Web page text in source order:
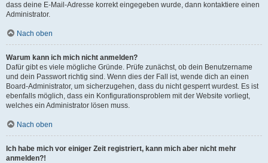
dass deine E-Mail-Adresse korrekt eingegeben wurde, dann kontaktiere einen
Administrator.
Nach oben
Warum kann ich mich nicht anmelden?
Dafür gibt es viele mögliche Gründe. Prüfe zunächst, ob dein Benutzername
und dein Passwort richtig sind. Wenn dies der Fall ist, wende dich an einen
Board-Administrator, um sicherzugehen, dass du nicht gesperrt wurdest. Es ist
ebenfalls möglich, dass ein Konfigurationsproblem mit der Website vorliegt,
welches ein Administrator lösen muss.
Nach oben
Ich habe mich vor einiger Zeit registriert, kann mich aber nicht mehr
anmelden?!